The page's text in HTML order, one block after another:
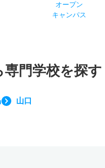
オープン
キャンパス
専門学校を探す
山口